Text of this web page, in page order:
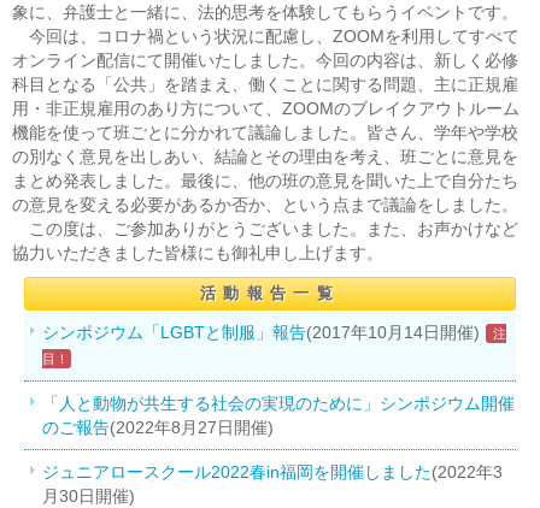
象に、弁護士と一緒に、法的思考を体験してもらうイベントです。
今回は、コロナ禍という状況に配慮し、ZOOMを利用してすべて
オンライン配信にて開催いたしました。今回の内容は、新しく必修
科目となる「公共」を踏まえ、働くことに関する問題、主に正規雇
用・非正規雇用のあり方について、ZOOMのブレイクアウトルーム
機能を使って班ごとに分かれて議論しました。皆さん、学年や学校
の別なく意見を出しあい、結論とその理由を考え、班ごとに意見を
まとめ発表しました。最後に、他の班の意見を聞いた上で自分たち
の意見を変える必要があるか否か、という点まで議論をしました。
この度は、ご参加ありがとうございました。また、お声かけなど
協力いただきました皆様にも御礼申し上げます。
活動報告一覧
シンポジウム「LGBTと制服」報告(2017年10月14日開催)
注
目！
「人と動物が共生する社会の実現のために」シンポジウム開催
のご報告(2022年8月27日開催)
ジュニアロースクール2022春in福岡を開催しました(2022年3
月30日開催)